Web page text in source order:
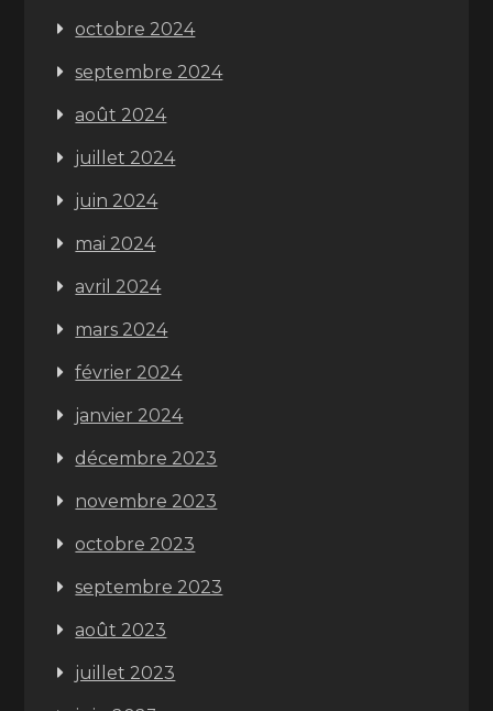
octobre 2024
septembre 2024
août 2024
juillet 2024
juin 2024
mai 2024
avril 2024
mars 2024
février 2024
janvier 2024
décembre 2023
novembre 2023
octobre 2023
septembre 2023
août 2023
juillet 2023